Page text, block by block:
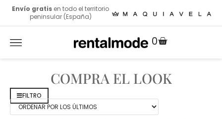
Envío gratis en todo el territorio
peninsular (España)
0
COMPRA EL LOOK
FILTRO